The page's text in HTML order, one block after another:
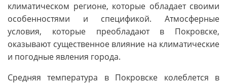
климатическом регионе, которые обладает своими
особенностями и спецификой. Атмосферные
условия, которые преобладают в Покровске,
оказывают существенное влияние на климатические
и погодные явления города.
Средняя температура в Покровске колеблется в